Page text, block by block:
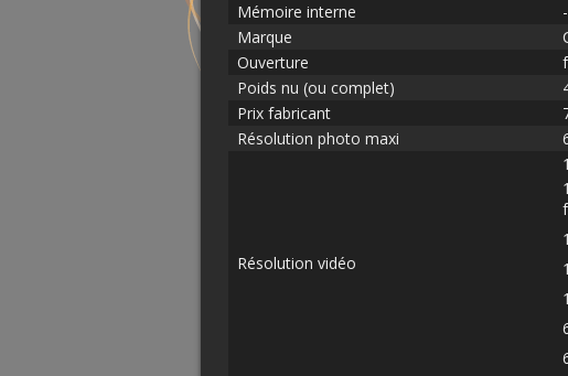
Mémoire interne
-
Marque
Ouverture
Poids nu (ou complet)
Prix fabricant
Résolution photo maxi
Résolution vidéo